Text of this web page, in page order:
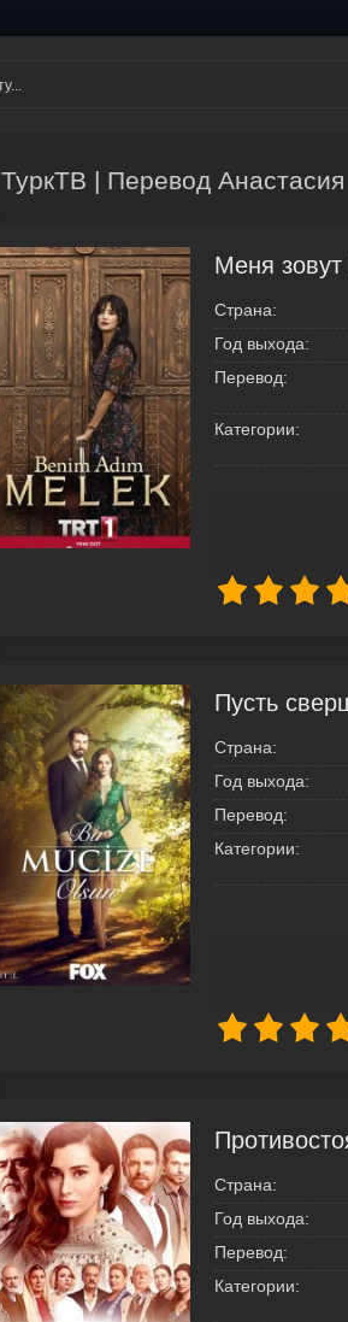
ТуркТВ | Перевод
Меня
Страна:
Год выхода:
Перевод:
Категории:
Пусть
Страна:
Год выхода:
Перевод:
Категории:
Страна:
Год выхода:
Перевод:
Категории: